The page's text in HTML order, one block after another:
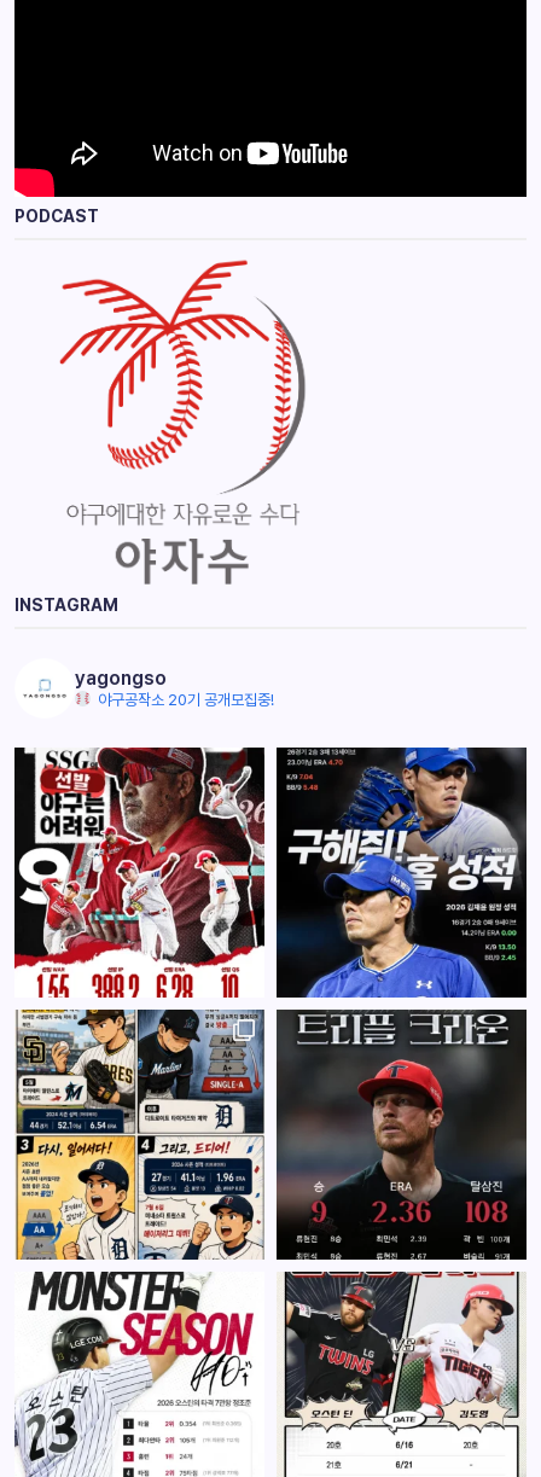
PODCAST
INSTAGRAM
yagongso
야구공작소 20기 공개모집중!